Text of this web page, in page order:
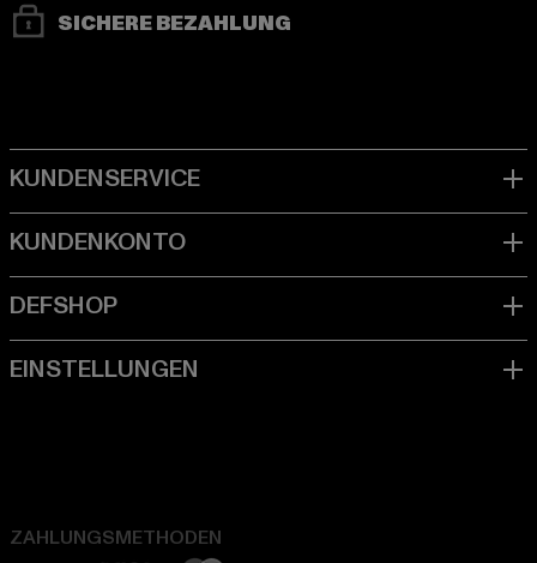
SICHERE BEZAHLUNG
ZAHLUNGSMETHODEN